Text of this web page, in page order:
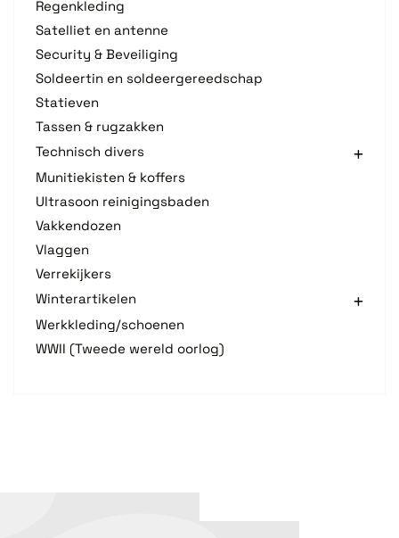
Regenkleding
Satelliet en antenne
Security & Beveiliging
Soldeertin en soldeergereedschap
Statieven
Tassen & rugzakken
Technisch divers
Munitiekisten & koffers
Ultrasoon reinigingsbaden
Vakkendozen
Vlaggen
Verrekijkers
Winterartikelen
Werkkleding/schoenen
WWII (Tweede wereld oorlog)